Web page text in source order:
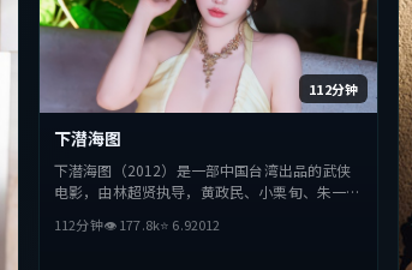
112分钟
下潜海图
下潜海图（2012）是一部中国台湾出品的武侠
电影，由林超贤执导，黄政民、小栗旬、朱一龙
性与抉择，节奏张弛有度，适合喜欢该类型的观
112分钟👁177.8k⭐ 6.92012